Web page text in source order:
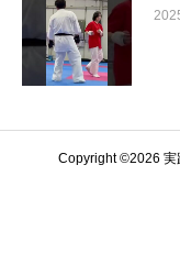
Copyright ©️2026 実